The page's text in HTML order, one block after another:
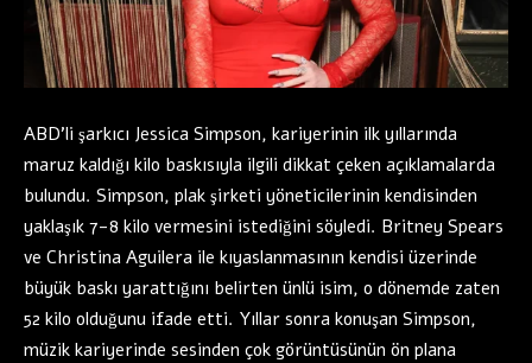
ABD’li şarkıcı Jessica Simpson, kariyerinin ilk yıllarında
maruz kaldığı kilo baskısıyla ilgili dikkat çeken açıklamalarda
bulundu. Simpson, plak şirketi yöneticilerinin kendisinden
yaklaşık 7-8 kilo vermesini istediğini söyledi. Britney Spears
ve Christina Aguilera ile kıyaslanmasının kendisi üzerinde
büyük baskı yarattığını belirten ünlü isim, o dönemde zaten
52 kilo olduğunu ifade etti. Yıllar sonra konuşan Simpson,
müzik kariyerinde sesinden çok görüntüsünün ön plana